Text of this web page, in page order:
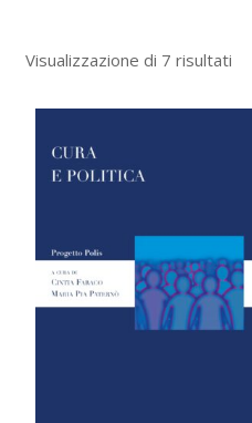
Visualizzazione di 7 risultati